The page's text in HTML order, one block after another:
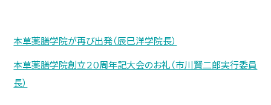
本草薬膳学院が再び出発（辰巳洋学院長）
本草薬膳学院創立２０周年記大会のお礼（市川賢二郎実行委員
長）